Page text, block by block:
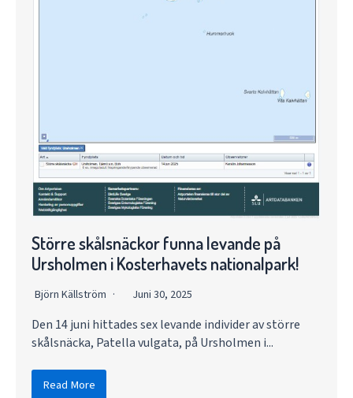
Större skålsnäckor funna levande på
Ursholmen i Kosterhavets nationalpark!
Björn Källström Juni 30, 2025
Den 14 juni hittades sex levande individer av större
skålsnäcka, Patella vulgata, på Ursholmen i...
Read More